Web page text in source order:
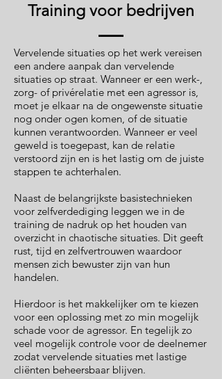
Training voor bedrijven
Vervelende situaties op het werk vereisen
een andere aanpak dan vervelende
situaties op straat. Wanneer er een werk-,
zorg- of privérelatie met een agressor is,
moet je elkaar na de ongewenste situatie
nog onder ogen komen, of de situatie
kunnen verantwoorden. Wanneer er veel
geweld is toegepast, kan de relatie
verstoord zijn en is het lastig om de juiste
stappen te achterhalen.
Naast de belangrijkste basistechnieken
voor zelfverdediging leggen we in de
training de nadruk op het houden van
overzicht in chaotische situaties. Dit geeft
rust, tijd en zelfvertrouwen waardoor
mensen zich bewuster zijn van hun
handelen.
Hierdoor is het makkelijker om te kiezen
voor een oplossing met zo min mogelijk
schade voor de agressor. En tegelijk zo
veel mogelijk controle voor de deelnemer
zodat vervelende situaties met lastige
cliënten beheersbaar blijven.